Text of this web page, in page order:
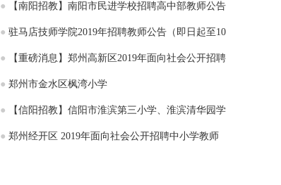
● 【南阳招教】南阳市民进学校招聘高中部教师公告
● 驻马店技师学院2019年招聘教师公告（即日起至10
月27日报名）
● 【重磅消息】郑州高新区2019年面向社会公开招聘
小学教师现场面试资格确认的通知
● 郑州市金水区枫湾小学
● 【信阳招教】信阳市淮滨第三小学、淮滨清华园学
校招聘教师
● 郑州经开区 2019年面向社会公开招聘中小学教师